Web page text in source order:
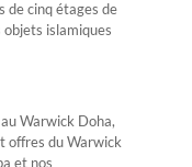
de cinq étages de
islamiques
Warwick Doha,
offres du Warwick
et nos